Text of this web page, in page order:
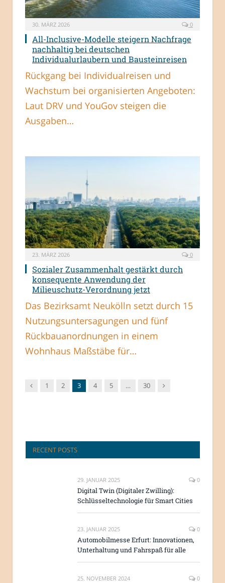
30. MÄRZ 2026 0
All-Inclusive-Modelle steigern Nachfrage
nachhaltig bei deutschen
Individualurlaubern und Bausteinreisen
Rückgang bei Individualreisen und
Wachstum bei organisierten Angeboten:
Laut DRV und YouGov steigen die
Ausgaben…
23. MÄRZ 2026 0
Sozialer Zusammenhalt gestärkt durch
konsequente Anwendung der
Milieuschutz-Verordnung jetzt
Das Bezirksamt Neukölln setzt durch 15
Nutzungsuntersagungen und fünf
Rückbauanordnungen in einem
Wohnhaus Maßstäbe für…
Vorgänger
1 2 3 4 5 … 30 Nachfolger
RECENT POSTS
29. JANUAR 2025 0
Digital Twin (Digitaler Zwilling):
Schlüsseltechnologie für Smart Cities
23. JANUAR 2025 0
Automobilmesse Erfurt: Innovationen,
Unterhaltung und Fahrspaß für alle
25. NOVEMBER 2024 0